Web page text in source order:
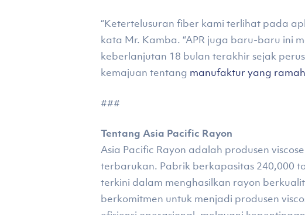
“Ketertelusuran fiber kami terlihat pada
kata Mr. Kamba. “APR juga baru-baru ini
keberlanjutan 18 bulan terakhir sejak
kemajuan tentang manufaktur yang
###
Tentang Asia Pacific Rayon
Asia Pacific Rayon adalah produsen
terbarukan. Pabrik berkapasitas 240,000
terkini dalam menghasilkan rayon
berkomitmen untuk menjadi produsen